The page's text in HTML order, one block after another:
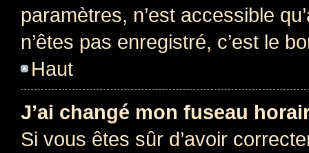
paramètres, n’est accessible
n’êtes pas enregistré, c’est le
Haut
J’ai changé mon fuseau
Si vous êtes sûr d’avoir